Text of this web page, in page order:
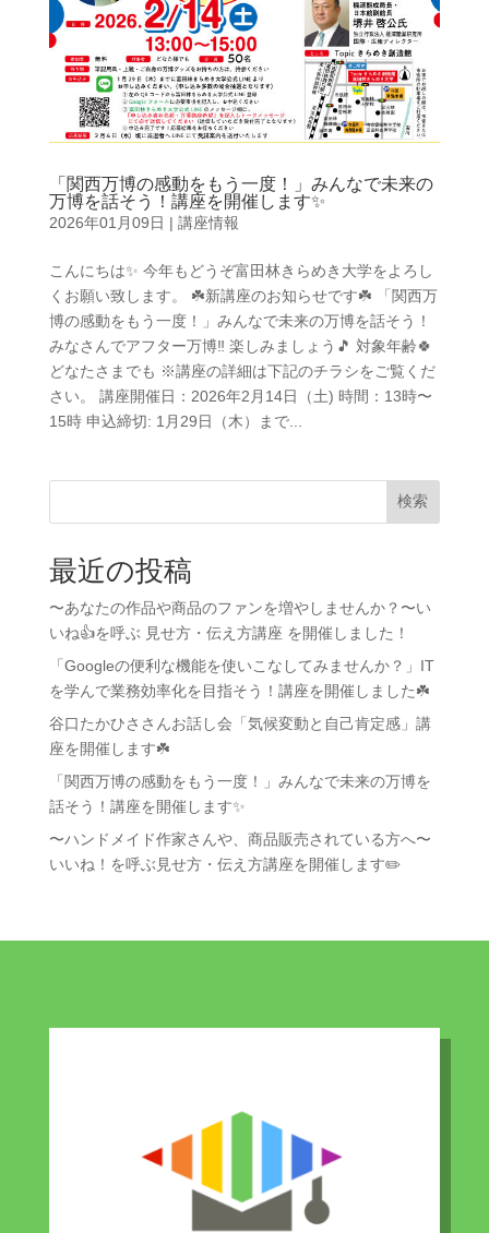
「関西万博の感動をもう一度！」みんなで未来の
万博を話そう！講座を開催します✨
2026年01月09日 | 講座情報
こんにちは✨ 今年もどうぞ富田林きらめき大学をよろし
くお願い致します。 ☘️新講座のお知らせです☘️ 「関西万
博の感動をもう一度！」みんなで未来の万博を話そう！
みなさんでアフター万博‼️ 楽しみましょう🎵 対象年齢🍀
どなたさまでも ※講座の詳細は下記のチラシをご覧くだ
さい。 講座開催日：2026年2月14日（土) 時間：13時〜
15時 申込締切: 1月29日（木）まで...
検索
最近の投稿
〜あなたの作品や商品のファンを増やしませんか？〜い
いね👍を呼ぶ 見せ方・伝え方講座 を開催しました！
「Googleの便利な機能を使いこなしてみませんか？」IT
を学んで業務効率化を目指そう！講座を開催しました☘️
谷口たかひささんお話し会「気候変動と自己肯定感」講
座を開催します☘️
「関西万博の感動をもう一度！」みんなで未来の万博を
話そう！講座を開催します✨
〜ハンドメイド作家さんや、商品販売されている方へ〜
いいね！を呼ぶ見せ方・伝え方講座を開催します✏️